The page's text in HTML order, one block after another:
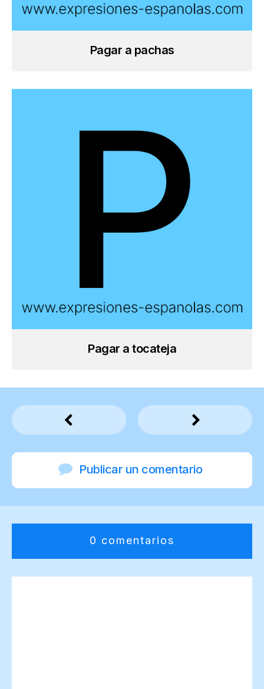
Pagar a pachas
Pagar a tocateja
Publicar un comentario
0 comentarios